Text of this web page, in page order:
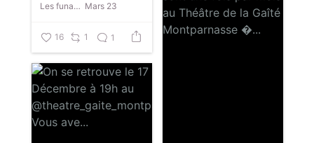
Les funambules Mars 23
16 1 1